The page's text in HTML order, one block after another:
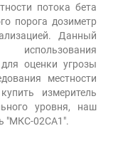
потока бета
порога дозиметр
Данный
оценки угрозы
местности
измеритель
уровня, наш
"МКС-02СА1".